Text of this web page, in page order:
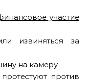
участие
извиняться за
на камеру
против